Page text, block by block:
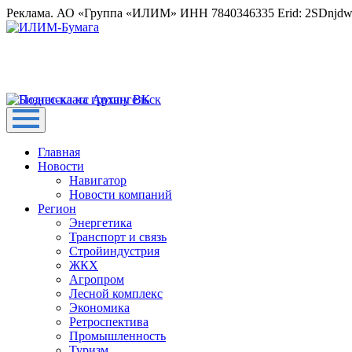
Реклама. АО «Группа «ИЛИМ» ИНН 7840346335 Erid:
Главная
Новости
Навигатор
Новости компаний
Регион
Энергетика
Транспорт и связь
Стройиндустрия
ЖКХ
Агропром
Лесной комплекс
Экономика
Ретроспектива
Промышленность